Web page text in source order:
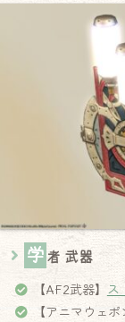
学 者 武器
【AF2武器】 ス
【アニマウェ